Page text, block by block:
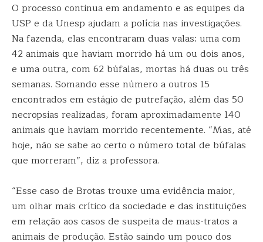
O processo continua em andamento e as equipes da
USP e da Unesp ajudam a polícia nas investigações.
Na fazenda, elas encontraram duas valas: uma com
42 animais que haviam morrido há um ou dois anos,
e uma outra, com 62 búfalas, mortas há duas ou três
semanas. Somando esse número a outros 15
encontrados em estágio de putrefação, além das 50
necropsias realizadas, foram aproximadamente 140
animais que haviam morrido recentemente. “Mas, até
hoje, não se sabe ao certo o número total de búfalas
que morreram”, diz a professora.
“Esse caso de Brotas trouxe uma evidência maior,
um olhar mais crítico da sociedade e das instituições
em relação aos casos de suspeita de maus-tratos a
animais de produção. Estão saindo um pouco dos